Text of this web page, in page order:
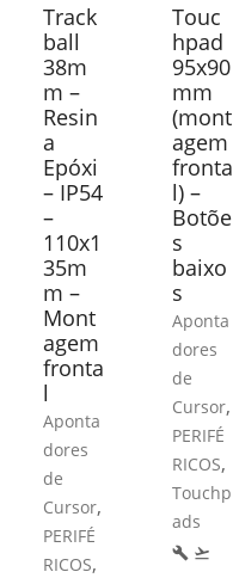
Track
ball
38m
m –
Resin
a
Epóxi
– IP54
–
110x1
35m
m –
Mont
agem
fronta
l
Aponta
dores
de
Cursor,
PERIFÉ
RICOS,
Touc
hpad
95x90
mm
(mont
agem
fronta
l) –
Botõe
s
baixo
s
Aponta
dores
de
Cursor,
PERIFÉ
RICOS,
Touchp
ads
build flight_takeoff